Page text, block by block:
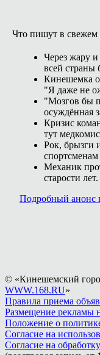
Что пишут в свежем
Через жару
всей страны
Кинешемка о
"Я даже не
"Мозгов бы
осуждённая
Кризис
тут
Рок, брызги
Механик
старости лет.
Подробный анонс
© «Кинешемский
WWW.168.RU»
Правила приема
Размещение рекламы
Положение о
Согласие на
Согласие на